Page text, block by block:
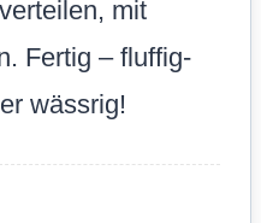
mit
Fertig – fluffig-
wässrig!